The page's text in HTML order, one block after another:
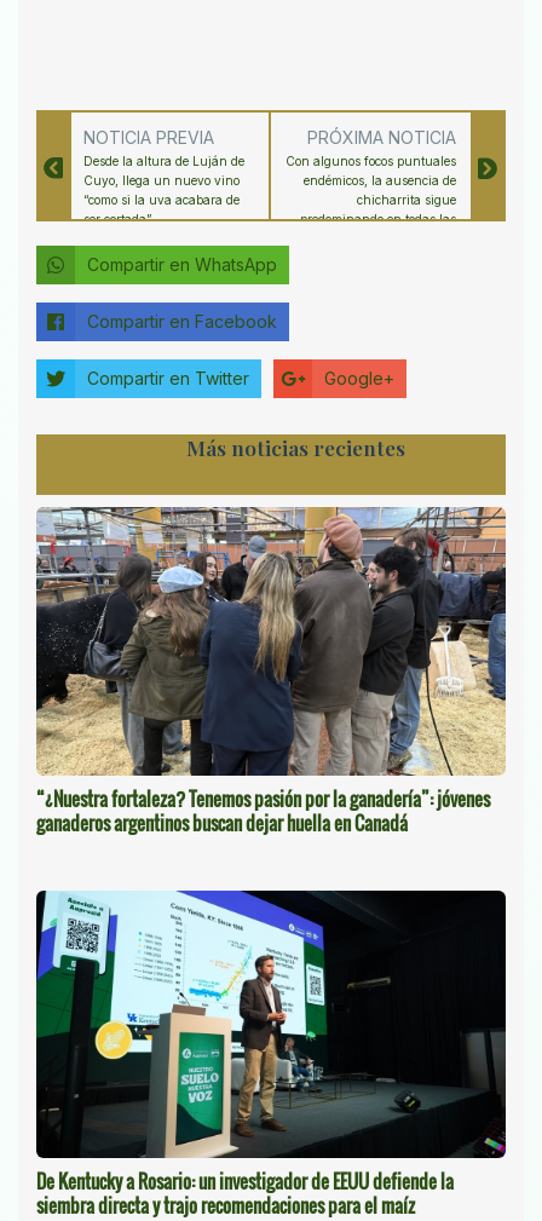
NOTICIA PREVIA
Desde la altura de Luján de
Cuyo, llega un nuevo vino
“como si la uva acabara de
ser cortada”
PRÓXIMA NOTICIA
Con algunos focos puntuales
endémicos, la ausencia de
chicharrita sigue
predominando en todas las
Compartir en WhatsApp
Compartir en Facebook
Compartir en Twitter Google+
Más noticias recientes
“¿Nuestra fortaleza? Tenemos pasión por la ganadería”: jóvenes
ganaderos argentinos buscan dejar huella en Canadá
De Kentucky a Rosario: un investigador de EEUU defiende la
siembra directa y trajo recomendaciones para el maíz